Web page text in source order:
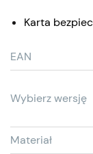
Karta
EAN
Wybierz wersję
Materiał